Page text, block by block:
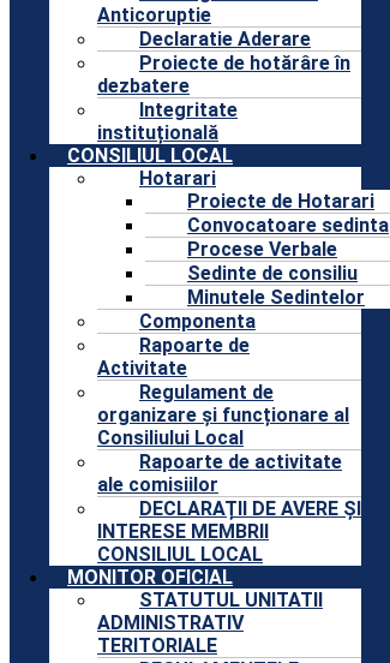
Anticoruptie
Declaratie Aderare
Proiecte de hotărâre în
dezbatere
Integritate
instituțională
CONSILIUL LOCAL
Hotarari
Proiecte de Hotarari
Convocatoare sedinta
Procese Verbale
Sedinte de consiliu
Minutele Sedintelor
Componenta
Rapoarte de
Activitate
Regulament de
organizare și funcționare al
Consiliului Local
Rapoarte de activitate
ale comisiilor
DECLARAȚII DE AVERE ȘI
INTERESE MEMBRII
CONSILIUL LOCAL
MONITOR OFICIAL
STATUTUL UNITATII
ADMINISTRATIV
TERITORIALE